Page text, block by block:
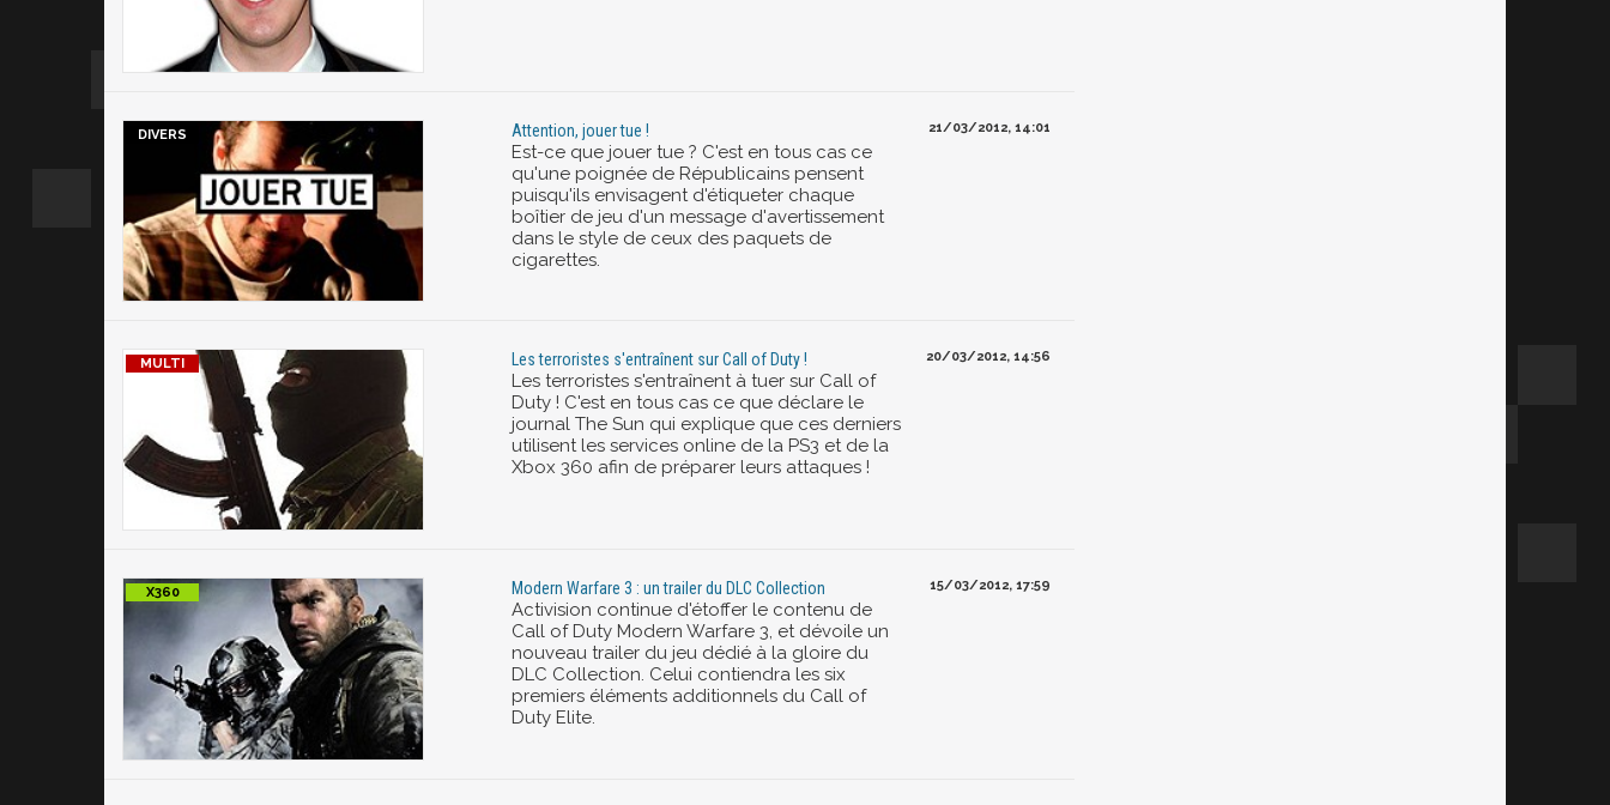
Attention, jouer tue !
Est-ce que jouer tue ? C'est en tous cas ce
qu'une poignée de Républicains pensent
puisqu'ils envisagent d'étiqueter chaque
boîtier de jeu d'un message d'avertissement
dans le style de ceux des paquets de
cigarettes.
21/03/2012, 14:01
Les terroristes s'entraînent sur Call of Duty !
Les terroristes s'entraînent à tuer sur Call of
Duty ! C'est en tous cas ce que déclare le
journal The Sun qui explique que ces derniers
utilisent les services online de la PS3 et de la
Xbox 360 afin de préparer leurs attaques !
20/03/2012, 14:56
Modern Warfare 3 : un trailer du DLC Collection
Activision continue d'étoffer le contenu de
Call of Duty Modern Warfare 3, et dévoile un
nouveau trailer du jeu dédié à la gloire du
DLC Collection. Celui contiendra les six
premiers éléments additionnels du Call of
Duty Elite.
15/03/2012, 17:59